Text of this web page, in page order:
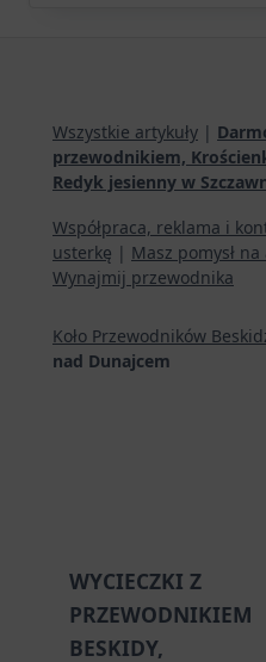
Wszystkie artykuły |
przewodnikiem,
Redyk jesienny w
Współpraca, reklama i
usterkę | Masz pomysł
Wynajmij przewodnika
Koło Przewodników
nad Dunajcem
WYCIECZKI Z
PRZEWODNIKIEM
BESKIDY,